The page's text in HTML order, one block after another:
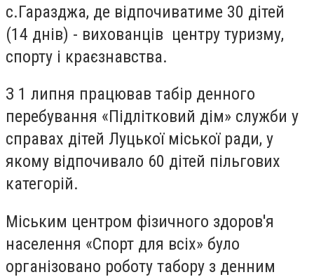
с.Гаразджа, де відпочиватиме 30 дітей
(14 днів) - вихованців центру туризму,
спорту і краєзнавства.
З 1 липня працював табір денного
перебування «Підлітковий дім» служби у
справах дітей Луцької міської ради, у
якому відпочивало 60 дітей пільгових
категорій.
Міським центром фізичного здоров'я
населення «Спорт для всіх» було
організовано роботу табору з денним